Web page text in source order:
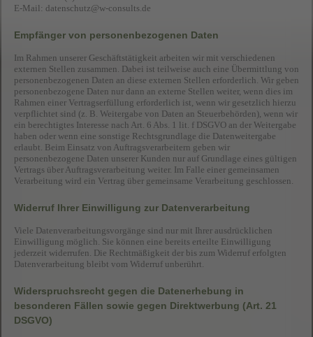
E-Mail: datenschutz@w-consults.de
Empfänger von personenbezogenen Daten
Im Rahmen unserer Geschäftstätigkeit arbeiten wir mit verschiedenen
externen Stellen zusammen. Dabei ist teilweise auch eine Übermittlung von
personenbezogenen Daten an diese externen Stellen erforderlich. Wir geben
personenbezogene Daten nur dann an externe Stellen weiter, wenn dies im
Rahmen einer Vertragserfüllung erforderlich ist, wenn wir gesetzlich hierzu
verpflichtet sind (z. B. Weitergabe von Daten an Steuerbehörden), wenn wir
ein berechtigtes Interesse nach Art. 6 Abs. 1 lit. f DSGVO an der Weitergabe
haben oder wenn eine sonstige Rechtsgrundlage die Datenweitergabe
erlaubt. Beim Einsatz von Auftragsverarbeitern geben wir
personenbezogene Daten unserer Kunden nur auf Grundlage eines gültigen
Vertrags über Auftragsverarbeitung weiter. Im Falle einer gemeinsamen
Verarbeitung wird ein Vertrag über gemeinsame Verarbeitung geschlossen.
Widerruf Ihrer Einwilligung zur Datenverarbeitung
Viele Datenverarbeitungsvorgänge sind nur mit Ihrer ausdrücklichen
Einwilligung möglich. Sie können eine bereits erteilte Einwilligung
jederzeit widerrufen. Die Rechtmäßigkeit der bis zum Widerruf erfolgten
Datenverarbeitung bleibt vom Widerruf unberührt.
Widerspruchsrecht gegen die Datenerhebung in
besonderen Fällen sowie gegen Direktwerbung (Art. 21
DSGVO)